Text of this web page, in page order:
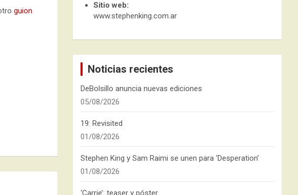
guion
Sitio web:
www.stephenking.com.ar
Noticias recientes
DeBolsillo anuncia nuevas ediciones
05/08/2026
19: Revisited
01/08/2026
Stephen King y Sam Raimi se unen para ‘Desperation’
01/08/2026
‘Carrie’: teaser y póster